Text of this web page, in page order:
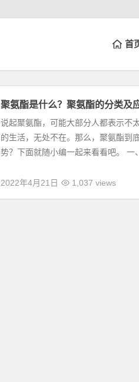
首
聚氨酯是什么？聚氨酯的分类及
说起聚氨酯，可能大部分人都表示不
的生活，无处不在。那么，聚氨酯到
势？下面就随小编一起来看看吧。 一
2022年4月21日 1,037 views